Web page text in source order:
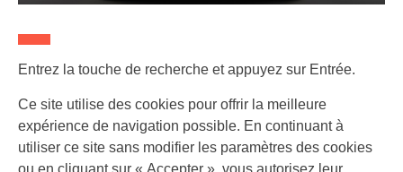
Entrez la touche de recherche et appuyez sur Entrée.
Ce site utilise des cookies pour offrir la meilleure
expérience de navigation possible. En continuant à
utiliser ce site sans modifier les paramètres des cookies
ou en cliquant sur « Accepter », vous autorisez leur